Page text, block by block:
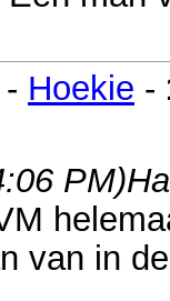
- Hoekie -
PM)
van in